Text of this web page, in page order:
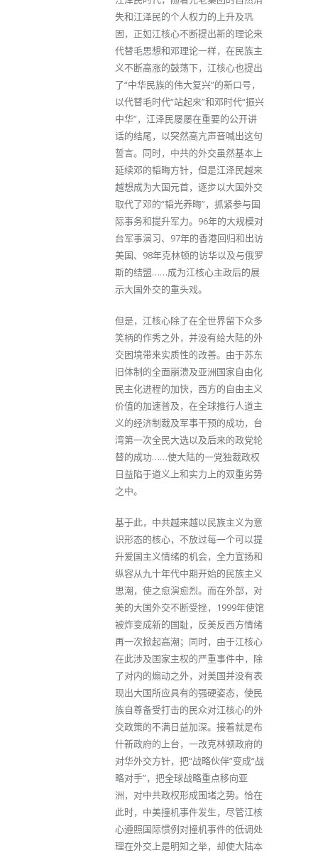
失和江泽民的个人权力的上升及巩
固，正如江核心不断提出新的理论来
代替毛思想和邓理论一样，在民族主
义不断高涨的鼓荡下，江核心也提出
了“中华民族的伟大复兴”的新口号，
以代替毛时代“站起来”和邓时代“振兴
中华”，江泽民屡屡在重要的公开讲
话的结尾，以突然高亢声音喊出这句
誓言。同时，中共的外交虽然基本上
延续邓的韬晦方针，但是江泽民越来
越想成为大国元首，逐步以大国外交
取代了邓的“韬光养晦”，抓紧参与国
际事务和提升军力。96年的大规模对
台军事演习、97年的香港回归和出访
美国、98年克林顿的访华以及与俄罗
斯的结盟……成为江核心主政后的展
示大国外交的重头戏。
但是，江核心除了在全世界留下众多
笑柄的作秀之外，并没有给大陆的外
交困境带来实质性的改善。由于苏东
旧体制的全面崩溃及亚洲国家自由化
民主化进程的加快，西方的自由主义
价值的加速普及，在全球推行人道主
义的经济制裁及军事干预的成功，台
湾第一次全民大选以及后来的政党轮
替的成功……使大陆的一党独裁政权
日益陷于道义上和实力上的双重劣势
之中。
基于此，中共越来越以民族主义为意
识形态的核心，不放过每一个可以提
升爱国主义情绪的机会，全力宣扬和
纵容从九十年代中期开始的民族主义
思潮，使之愈演愈烈。而在外部，对
美的大国外交不断受挫，1999年使馆
被炸变成新的国耻，反美反西方情绪
再一次掀起高潮；同时，由于江核心
在此涉及国家主权的严重事件中，除
了对内的煽动之外，对美国并没有表
现出大国所应具有的强硬姿态，使民
族自尊备受打击的民众对江核心的外
交政策的不满日益加深。接着就是布
什新政府的上台，一改克林顿政府的
对华外交方针，把“战略伙伴”变成“战
略对手”，把全球战略重点移向亚
洲，对中共政权形成围堵之势。恰在
此时，中美撞机事件发生，尽管江核
心遵照国际惯例对撞机事件的低调处
理在外交上是明知之举，却使大陆本